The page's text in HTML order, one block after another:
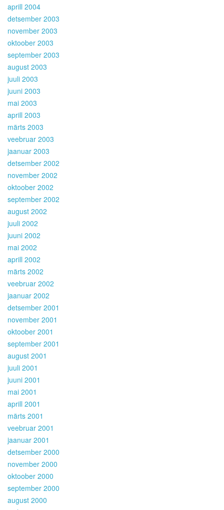
aprill 2004
detsember 2003
november 2003
oktoober 2003
september 2003
august 2003
juuli 2003
juuni 2003
mai 2003
aprill 2003
märts 2003
veebruar 2003
jaanuar 2003
detsember 2002
november 2002
oktoober 2002
september 2002
august 2002
juuli 2002
juuni 2002
mai 2002
aprill 2002
märts 2002
veebruar 2002
jaanuar 2002
detsember 2001
november 2001
oktoober 2001
september 2001
august 2001
juuli 2001
juuni 2001
mai 2001
aprill 2001
märts 2001
veebruar 2001
jaanuar 2001
detsember 2000
november 2000
oktoober 2000
september 2000
august 2000